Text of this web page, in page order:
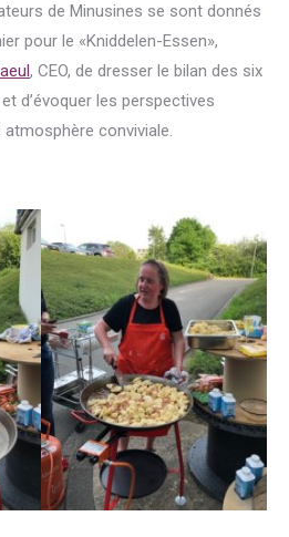
de Minusines se sont donnés
pour le «Kniddelen-Essen»,
, CEO, de dresser le bilan des six
d’évoquer les perspectives
atmosphère conviviale.